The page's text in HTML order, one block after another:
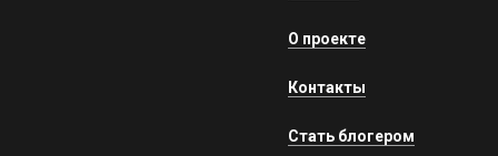
О проекте
Контакты
Стать блогером